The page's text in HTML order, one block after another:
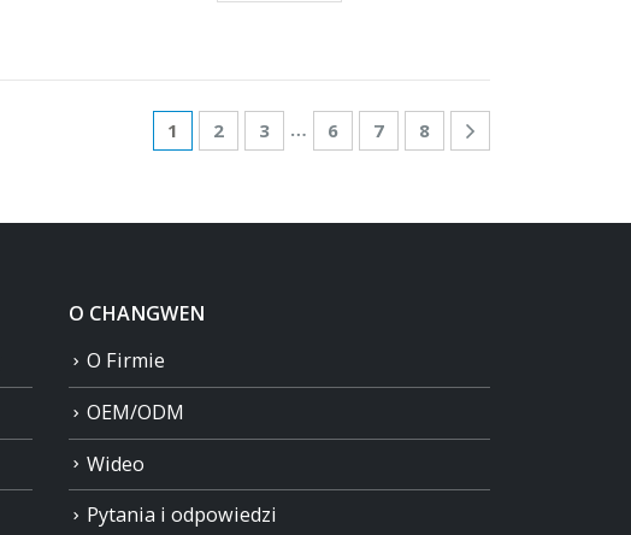
1 2 3 … 6 7 8
O CHANGWEN
O Firmie
OEM/ODM
Wideo
Pytania i odpowiedzi